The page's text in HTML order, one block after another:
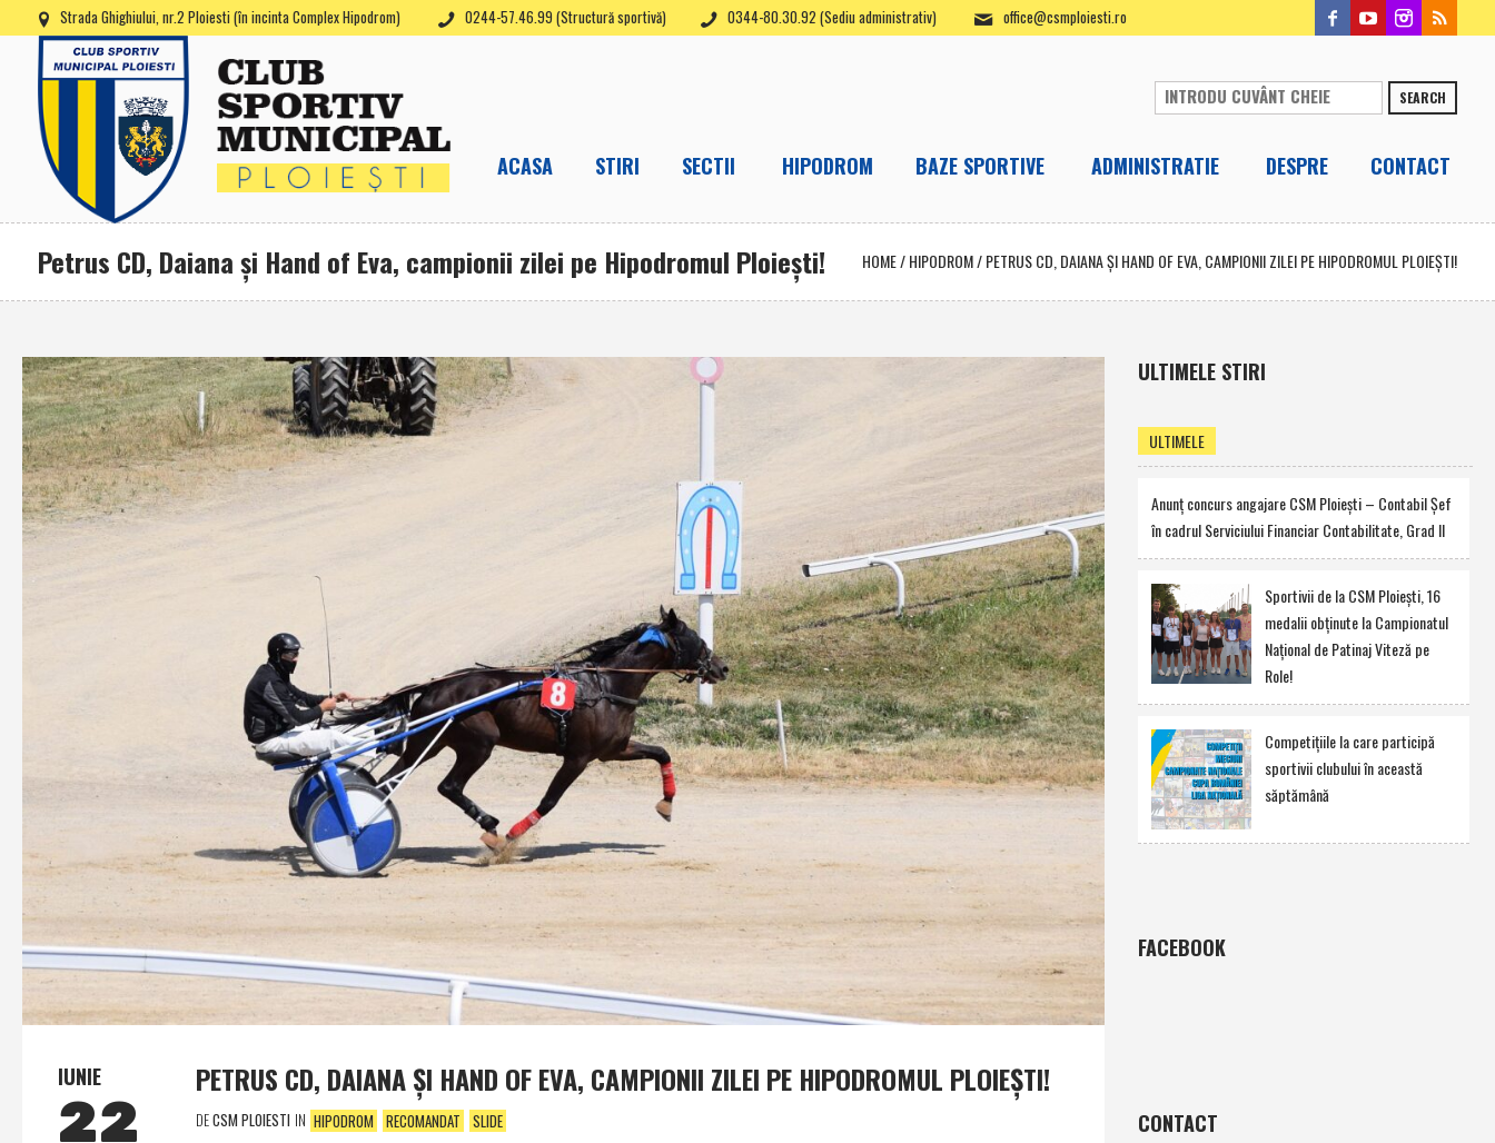
Strada Ghighiului, nr.2 Ploiesti (în incinta Complex Hipodrom) 0244-57.46.99 (Structură sportivă) 0344-80.30.92 (Sediu administrativ) office@csmploiesti.ro
SEARCH
ACASA STIRI SECTII HIPODROM BAZE SPORTIVE ADMINISTRATIE DESPRE CONTACT
Petrus CD, Daiana şi Hand of Eva, campionii zilei pe Hipodromul Ploieşti! HOME/HIPODROM/PETRUS CD, DAIANA ŞI HAND OF EVA, CAMPIONII ZILEI PE HIPODROMUL PLOIEŞTI!
IUNIE
22
PETRUS CD, DAIANA ŞI HAND OF EVA, CAMPIONII ZILEI PE HIPODROMUL PLOIEŞTI!
DECSM PLOIESTI IN HIPODROM RECOMANDAT SLIDE
ULTIMELE STIRI
ULTIMELE
Anunţ concurs angajare CSM Ploieşti – Contabil Şef
în cadrul Serviciului Financiar Contabilitate, Grad II
Sportivii de la CSM Ploieşti, 16
medalii obţinute la Campionatul
Naţional de Patinaj Viteză pe
Role!
Competiţiile la care participă
sportivii clubului în această
săptămână
FACEBOOK
CONTACT